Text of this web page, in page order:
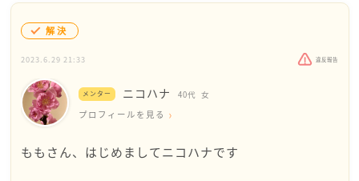
解決
2023.6.29 21:33 違反報告
メンター ニコハナ 40代 女
プロフィールを見る
ももさん、はじめましてニコハナです